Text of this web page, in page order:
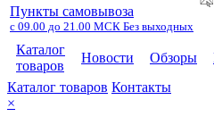
Пункты самовывоза
с 09.00 до 21.00 МСК Без выходных
Каталог
товаров
Новости Обзоры
Каталог товаров Контакты
×